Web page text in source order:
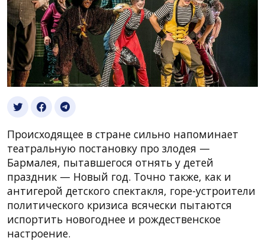
Происходящее в стране сильно напоминает
театральную постановку про злодея —
Бармалея, пытавшегося отнять у детей
праздник — Новый год. Точно также, как и
антигерой детского спектакля, горе-устроители
политического кризиса всячески пытаются
испортить новогоднее и рождественское
настроение.